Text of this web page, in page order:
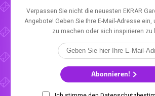
Verpassen Sie nicht die neuesten EKRAR
Angebote! Geben Sie Ihre E-Mail-Adresse ein,
zu machen oder sich inspirieren zu
Abonnieren!